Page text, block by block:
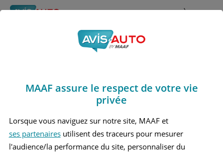
Rechercher À propos
Obtenir un devis d'assurance auto MAAF
Avis Lexus Gs 430
Berline (2000 - 2005)
MAAF assure le respect de votre vie
privée
Lorsque vous naviguez sur notre site, MAAF et
ses partenairesutilisent des traceurs pour mesurer
l'audience/la performance du site, personnaliser du